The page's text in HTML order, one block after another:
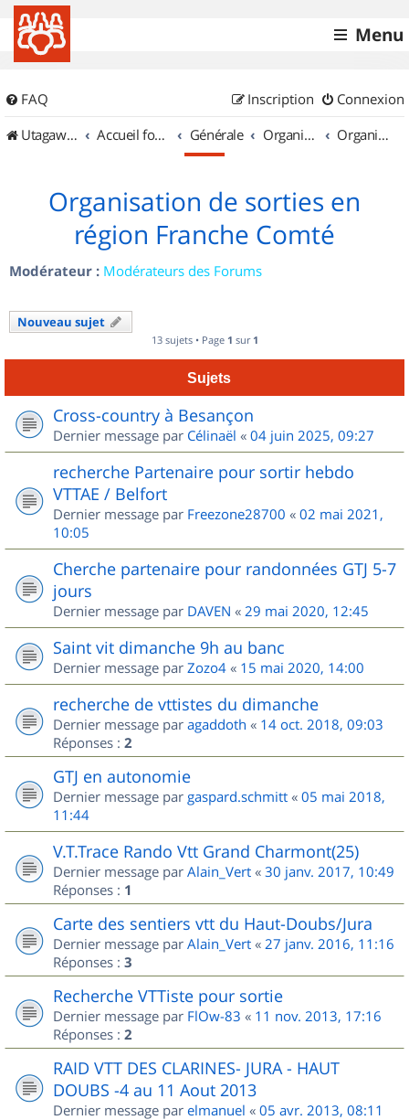
Menu
FAQ Connexion
Inscription
UtagawaVTT (Randos VTT et VTTAE avec traces GPS)
Accueil forum Générale Organisation de sorties & Recherche de partenaires Organisation de sorties en région Franche Comté
Organisation de sorties en
région Franche Comté
Modérateur : Modérateurs des Forums
Nouveau sujet
13 sujets • Page 1 sur 1
Sujets
Cross-country à Besançon
Dernier message par Célinaël « 04 juin 2025, 09:27
recherche Partenaire pour sortir hebdo
VTTAE / Belfort
Dernier message par Freezone28700 « 02 mai 2021,
10:05
Cherche partenaire pour randonnées GTJ 5-7
jours
Dernier message par DAVEN « 29 mai 2020, 12:45
Saint vit dimanche 9h au banc
Dernier message par Zozo4 « 15 mai 2020, 14:00
recherche de vttistes du dimanche
Dernier message par agaddoth « 14 oct. 2018, 09:03
Réponses : 2
GTJ en autonomie
Dernier message par gaspard.schmitt « 05 mai 2018,
11:44
V.T.Trace Rando Vtt Grand Charmont(25)
Dernier message par Alain_Vert « 30 janv. 2017, 10:49
Réponses : 1
Carte des sentiers vtt du Haut-Doubs/Jura
Dernier message par Alain_Vert « 27 janv. 2016, 11:16
Réponses : 3
Recherche VTTiste pour sortie
Dernier message par FlOw-83 « 11 nov. 2013, 17:16
Réponses : 2
RAID VTT DES CLARINES- JURA - HAUT
DOUBS -4 au 11 Aout 2013
Dernier message par elmanuel « 05 avr. 2013, 08:11